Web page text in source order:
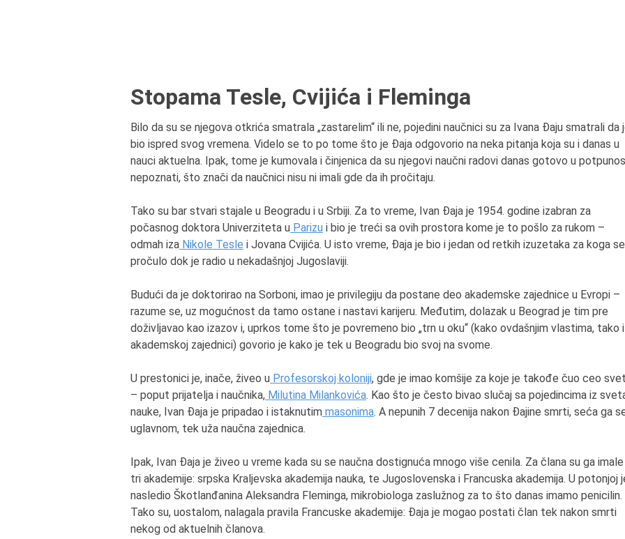
Stopama Tesle, Cvijića i Fleminga
Bilo da su se njegova otkrića smatrala „zastarelim“ ili ne, pojedini naučnici su za Ivana Đaju smatrali da
bio ispred svog vremena. Videlo se to po tome što je Đaja odgovorio na neka pitanja koja su i danas u
nauci aktuelna. Ipak, tome je kumovala i činjenica da su njegovi naučni radovi danas gotovo u
nepoznati, što znači da naučnici nisu ni imali gde da ih pročitaju.
Tako su bar stvari stajale u Beogradu i u Srbiji. Za to vreme, Ivan Đaja je 1954. godine izabran za
počasnog doktora Univerziteta u Parizu i bio je treći sa ovih prostora kome je to pošlo za rukom –
odmah iza Nikole Tesle i Jovana Cvijića. U isto vreme, Đaja je bio i jedan od retkih izuzetaka za koga se
pročulo dok je radio u nekadašnjoj Jugoslaviji.
Budući da je doktorirao na Sorboni, imao je privilegiju da postane deo akademske zajednice u Evropi –
razume se, uz mogućnost da tamo ostane i nastavi karijeru. Međutim, dolazak u Beograd je tim pre
doživljavao kao izazov i, uprkos tome što je povremeno bio „trn u oku“ (kako ovdašnjim vlastima, tako i
akademskoj zajednici) govorio je kako je tek u Beogradu bio svoj na svome.
U prestonici je, inače, živeo u Profesorskoj koloniji, gde je imao komšije za koje je takođe čuo ceo
– poput prijatelja i naučnika, Milutina Milankovića. Kao što je često bivao slučaj sa pojedincima iz
nauke, Ivan Đaja je pripadao i istaknutim masonima. A nepunih 7 decenija nakon Đajine smrti, seća ga
uglavnom, tek uža naučna zajednica.
Ipak, Ivan Đaja je živeo u vreme kada su se naučna dostignuća mnogo više cenila. Za člana su ga imale
tri akademije: srpska Kraljevska akademija nauka, te Jugoslovenska i Francuska akademija. U potonjoj
nasledio Škotlanđanina Aleksandra Fleminga, mikrobiologa zaslužnog za to što danas imamo penicilin.
Tako su, uostalom, nalagala pravila Francuske akademije: Đaja je mogao postati član tek nakon smrti
nekog od aktuelnih članova.